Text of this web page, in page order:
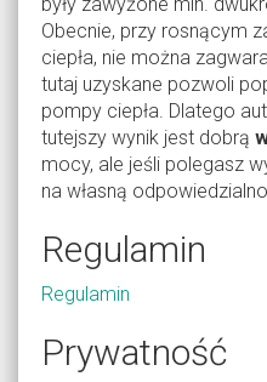
Obecnie, przy rosnącym
ciepła, nie można
tutaj uzyskane pozwoli
pompy ciepła. Dlatego
tutejszy wynik jest dobrą
mocy, ale jeśli polegasz
na własną
Regulamin
Regulamin
Prywatność